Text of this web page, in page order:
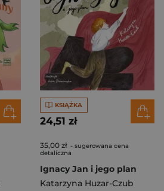
KSIĄŻKA
24,51 zł
35,00 zł - sugerowana cena
detaliczna
Ignacy Jan i jego plan
Katarzyna Huzar-Czub